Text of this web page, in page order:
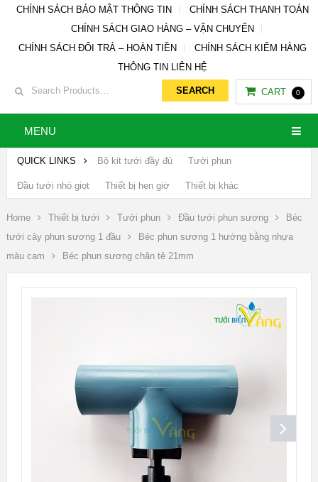
CHÍNH SÁCH BẢO MẬT THÔNG TIN
CHÍNH SÁCH THANH TOÁN
CHÍNH SÁCH GIAO HÀNG – VẬN CHUYỂN
CHÍNH SÁCH ĐỔI TRẢ – HOÀN TIỀN
CHÍNH SÁCH KIỂM HÀNG
THÔNG TIN LIÊN HỆ
CART 0
MENU
QUICK LINKS Bộ kit tưới đầy đủ Tưới phun
Đầu tưới nhỏ giọt Thiết bị hẹn giờ Thiết bị khác
Home Thiết bị tưới Tưới phun Đầu tưới phun sương
Béc
tưới cây phun sương 1 đầu
Béc phun sương 1 hướng bằng nhựa
màu cam
Béc phun sương chân tê 21mm